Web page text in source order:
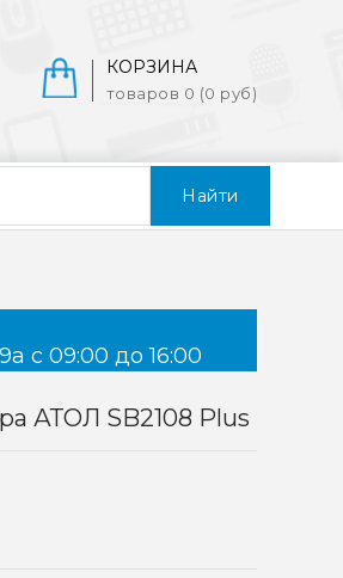
Найти
КОРЗИНА
товаров 0 (0 руб)
с 09:00 до 16:00
АТОЛ SB2108 Plus